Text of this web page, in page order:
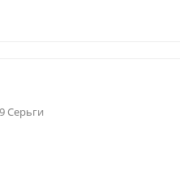
Серьги